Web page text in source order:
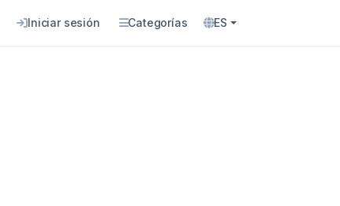
Iniciar sesión Categorías ES